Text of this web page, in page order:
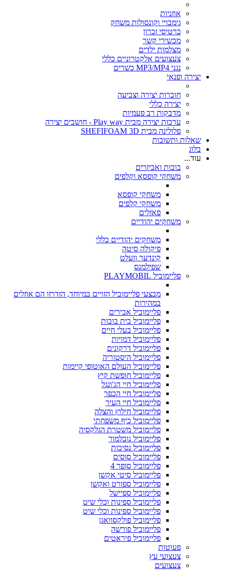
אוזניות
גימבויי וקונסולות משחק
כרטיסי זכרון
מכשירי קשר
מצלמות ילדים
צעצועים אלקטרוניים כללי
נגני MP3/MP4 כשרים
יצירה ופנאי
חוברות יצירה וצביעה
יצירה כללי
מדבקות רב פעמיות
ערכות יצירה מבית Play way - חושבים יצירה
פלולינה מבית SHEFIFOAM 3D
שאלות ותשובות
בלוג
עוד...
בובות ואביזרים
משחקי קופסא וקלפים
משחקי קופסא
משחקי קלפים
פאזלים
משחקים יהודיים
משחקים יהודיים כללי
פיקולה סיטה
קינדער וועלט
שפילמנס
פליימוביל PLAYMOBIL
מבצעי פליימוביל הזויים במיוחד, הזדרזו הם אוזלים
במהירות
פליימוביל אבירים
פליימוביל בית בובות
פליימוביל בעלי חיים
פליימוביל דמויות
פליימוביל דרקונים
פליימוביל היסטוריה
פליימוביל העולם האוטופי קיימות
פליימוביל חופשת קיץ
פליימוביל חיי הג'ונגל
פליימוביל חיי הכפר
פליימוביל חיי העיר
פליימוביל חילוץ והצלה
פליימוביל כיף משפחתי
פליימוביל משטרת הגלקסיה
פליימוביל נובלמור
פליימוביל נסיכות
פליימוביל סוסים
פליימוביל סופר 4
פליימוביל סיטי אקשן
פליימוביל ספורט ואקשן
פליימוביל ספיישל
פליימוביל ספינות וכלי שיט
פליימוביל ספינות וכלי שיט
פליימוביל פולקסוואגן
פליימוביל פורשה
פליימוביל פיראטים
פעוטות
צעצועי עץ
צעצועים